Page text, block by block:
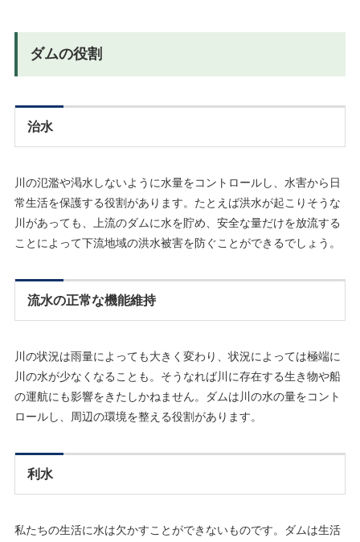
ダムの役割
治水
川の氾濫や渇水しないように水量をコントロールし、水害から日
常生活を保護する役割があります。たとえば洪水が起こりそうな
川があっても、上流のダムに水を貯め、安全な量だけを放流する
ことによって下流地域の洪水被害を防ぐことができるでしょう。
流水の正常な機能維持
川の状況は雨量によっても大きく変わり、状況によっては極端に
川の水が少なくなることも。そうなれば川に存在する生き物や船
の運航にも影響をきたしかねません。ダムは川の水の量をコント
ロールし、周辺の環境を整える役割があります。
利水
私たちの生活に水は欠かすことができないものです。ダムは生活